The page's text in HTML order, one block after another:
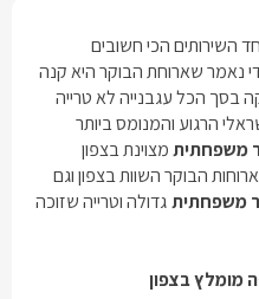
השירותים הכי חשובים
נאמר שארוחת הבוקר היא קנה
בסך הכל עגבנייה לא טרייה
הרגוע והמנומס ביותר
משפחתיתמצוינת בצפון
הבוקר השוות בצפון וגם
משפחתיתגדולה וטרייה שזוכה
מומלץ בצפון